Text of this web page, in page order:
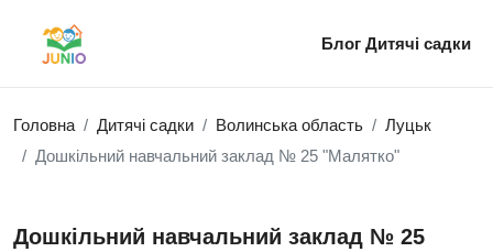
Блог Дитячі садки
Головна Дитячі садки Волинська область
Луцьк
Дошкільний навчальний заклад № 25 "Малятко"
Дошкільний навчальний заклад № 25